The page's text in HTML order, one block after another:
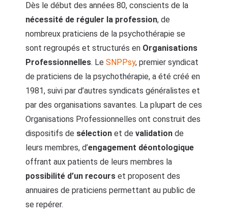
Dès le début des années 80, conscients de la
nécessité de réguler la profession, de
nombreux praticiens de la psychothérapie se
sont regroupés et structurés en Organisations
Professionnelles. Le SNPPsy, premier syndicat
de praticiens de la psychothérapie, a été créé en
1981, suivi par d’autres syndicats généralistes et
par des organisations savantes. La plupart de ces
Organisations Professionnelles ont construit des
dispositifs de sélection et de validation de
leurs membres, d’engagement déontologique
offrant aux patients de leurs membres la
possibilité d’un recours et proposent des
annuaires de praticiens permettant au public de
se repérer.